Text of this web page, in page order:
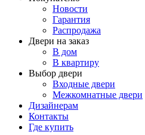
Новости
Гарантия
Распродажа
Двери на заказ
В дом
В квартиру
Выбор двери
Входные двери
Межкомнатные двери
Дизайнерам
Контакты
Где купить